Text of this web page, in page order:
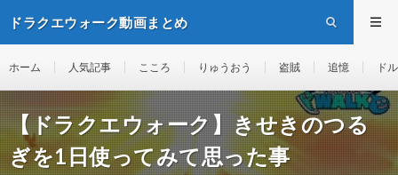
ドラクエウォーク動画まとめ
ホーム 人気記事 こころ りゅうおう 盗賊 追憶 ド
【ドラクエウォーク】きせきのつる
ぎを1日使ってみて思った事